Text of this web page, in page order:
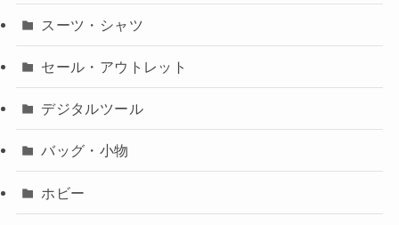
スーツ・シャツ
セール・アウトレット
デジタルツール
バッグ・小物
ホビー